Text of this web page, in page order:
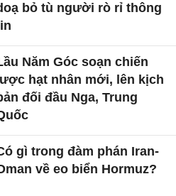
bỏ tù người rò rỉ thông
Năm Góc soạn chiến
lược hạt nhân mới, lên kịch
đối đầu Nga, Trung
gì trong đàm phán Iran-
về eo biển Hormuz?